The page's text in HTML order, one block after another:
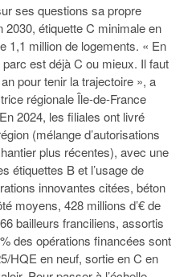
ses questions sa propre
étiquette C minimale en
1,1 million de logements. « En
est déjà C ou mieux. Il faut
pour tenir la trajectoire », a
régionale Île-de-France
2024, les filiales ont livré
(mélange d’autorisations
plus récentes), avec une
étiquettes B et l’usage de
innovantes citées, béton
moyens, 428 millions d’€ de
bailleurs franciliens, assortis
des opérations financées sont
HQE en neuf, sortie en C en